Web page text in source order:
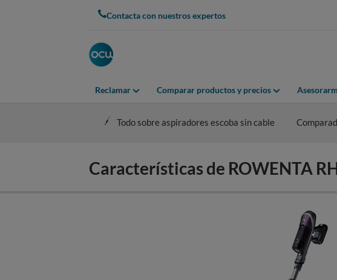
Contacta con nuestros expertos
Reclamar Comparar productos y precios
Todo sobre aspiradores escoba sin cable
Características de ROWENTA